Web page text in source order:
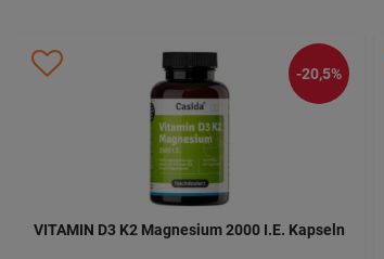
VITAMIN D3 K2 Magnesium 2000 I.E. Kapseln
-20,5%